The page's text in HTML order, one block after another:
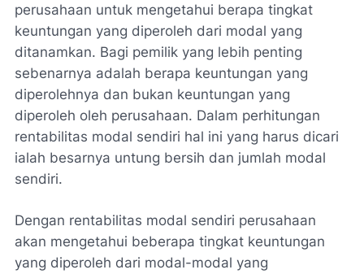
perusahaan untuk mengetahui berapa tingkat
keuntungan yang diperoleh dari modal yang
ditanamkan. Bagi pemilik yang lebih penting
sebenarnya adalah berapa keuntungan yang
diperolehnya dan bukan keuntungan yang
diperoleh oleh perusahaan. Dalam perhitungan
rentabilitas modal sendiri hal ini yang harus dicari
ialah besarnya untung bersih dan jumlah modal
sendiri.
Dengan rentabilitas modal sendiri perusahaan
akan mengetahui beberapa tingkat keuntungan
yang diperoleh dari modal-modal yang